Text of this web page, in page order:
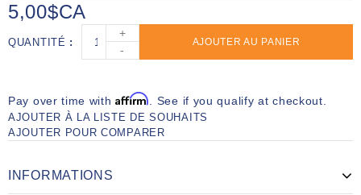
5,00$CA
QUANTITÉ
+
-
AJOUTER AU PANIER
Pay over time withAffirm. See if you qualify at checkout.
AJOUTER À LA LISTE DE SOUHAITS
AJOUTER POUR COMPARER
INFORMATIONS